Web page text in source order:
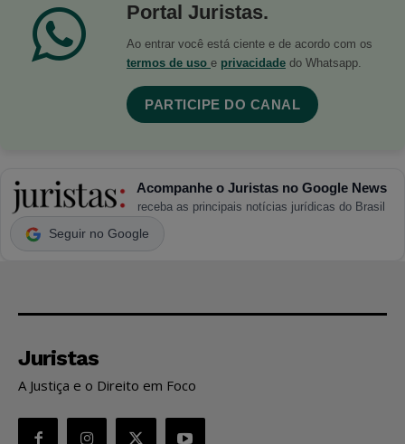
Portal Juristas.
Ao entrar você está ciente e de acordo com os
termos de uso e privacidade do Whatsapp.
PARTICIPE DO CANAL
Acompanhe o Juristas no Google News
receba as principais notícias jurídicas do Brasil
Seguir no Google
Juristas
A Justiça e o Direito em Foco